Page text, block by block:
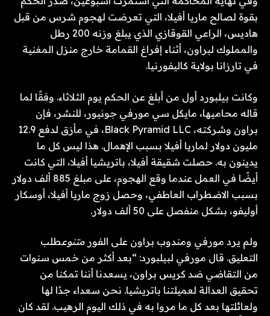
بقوة لصالح ماريا أفيلا، التي تعرضت لهجوم شرس من قبل
هاديس، الراعي القوقازي الذي يبلغ وزنه 200 رطل
والمملوك لبراون، أثناء إفراغ القمامة خارج منزل المغنية
في تارزانا بولاية كاليفورنيا.
وكانت بيلبورد أول من أبلغ عن الحكم يوم الثلاثاء. وفقًا لما
قاله محاميها، مايكل سي مورفي جونيور، للنشر، فإن
براون وشركته، Black Pyramid LLC، في مأزق لدفع 12.9
مليون دولار لماريا أفيلا بسبب الإهمال. هذا ليس كل ما
يدينون به. حصلت شقيقة أفيلا، باتريشيا أفيلا، التي كانت
أيضًا في العمل عندما وقع الهجوم، على مبلغ 885 ألف دولار
بسبب الاضطراب العاطفي، وحصل زوج ماريا أفيلا، أوسكار
أوليفو، بشكل منفصل على 50 ألف دولار.
ولم يرد مورفي ومندوب براون على الفور متنوعطلب
التعليق. قال مورفي لبيلبورد: “بعد أكثر من خمس سنوات
من التقاضي ضد كريس براون، يسعدنا أننا تمكنا من
تحقيق العدالة لعميلتنا باتريشيا. نحن سعداء جدًا لها
ولعائلتها بعد كل ما مروا به في ذلك اليوم الرهيب. لقد كان